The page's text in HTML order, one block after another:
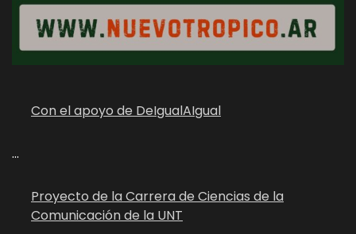
Con el apoyo de DeIgualAIgual
...
Proyecto de la Carrera de Ciencias de la
Comunicación de la UNT